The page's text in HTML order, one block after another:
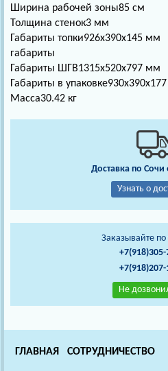
Ширина рабочей зоны85 см
Толщина стенок3 мм
Габариты топки926х390х145 мм
габариты
Габариты ШГВ1315х520х797 мм
Габариты в упаковке
Масса30.42 кг
Доставка по Сочи
Узнать о
Заказывайте по
+7(918)305-
+7(918)207-
Не
ГЛАВНАЯ СОТРУДНИЧЕСТВО